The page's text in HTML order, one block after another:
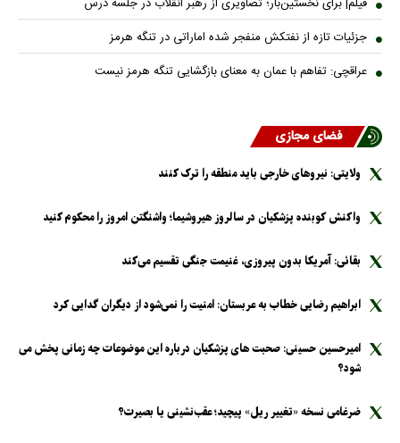
جزئیات تازه از نفتکش منفجر شده اماراتی در تنگه هرمز
عراقچی: تفاهم با عمان به معنای بازگشایی تنگه هرمز نیست
فضای مجازی
ولایتی: نیرو‌های خارجی باید منطقه را ترک کنند
واکنش کوبنده پزشکیان در سالروز هیروشیما؛ واشنگتن امروز را محکوم کنید
بقائی: آمریکا بدون پیروزی، غنیمت جنگی تقسیم می‌کند
ابراهیم رضایی خطاب به عربستان: امنیت را نمی‌شود از دیگران گدایی کرد
امیرحسین حسینی: صحبت های پزشکیان درباره این موضوعات چه زمانی پخش می
شود؟
ضرغامی نسخه «تغییر ریل» پیچید؛ عقب‌نشینی یا بصیرت؟